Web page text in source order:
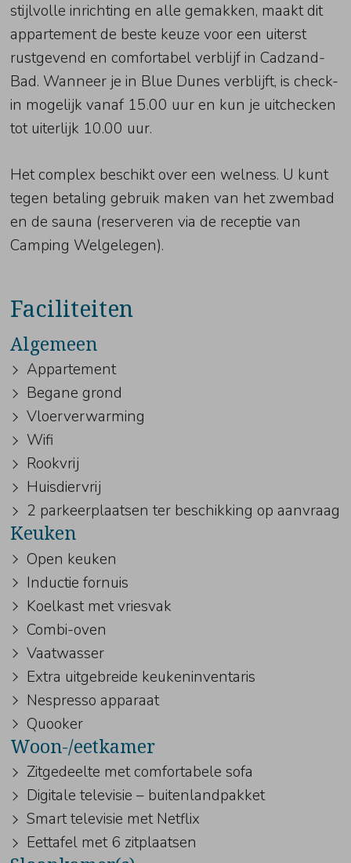
stijlvolle inrichting en alle gemakken, maakt dit
appartement de beste keuze voor een uiterst
rustgevend en comfortabel verblijf in Cadzand-
Bad. Wanneer je in Blue Dunes verblijft, is check-
in mogelijk vanaf 15.00 uur en kun je uitchecken
tot uiterlijk 10.00 uur.
Het complex beschikt over een welness. U kunt
tegen betaling gebruik maken van het zwembad
en de sauna (reserveren via de receptie van
Camping Welgelegen).
Faciliteiten
Algemeen
Appartement
Begane grond
Vloerverwarming
Wifi
Rookvrij
Huisdiervrij
2 parkeerplaatsen ter beschikking op aanvraag
Keuken
Open keuken
Inductie fornuis
Koelkast met vriesvak
Combi-oven
Vaatwasser
Extra uitgebreide keukeninventaris
Nespresso apparaat
Quooker
Woon-/eetkamer
Zitgedeelte met comfortabele sofa
Digitale televisie – buitenlandpakket
Smart televisie met Netflix
Eettafel met 6 zitplaatsen